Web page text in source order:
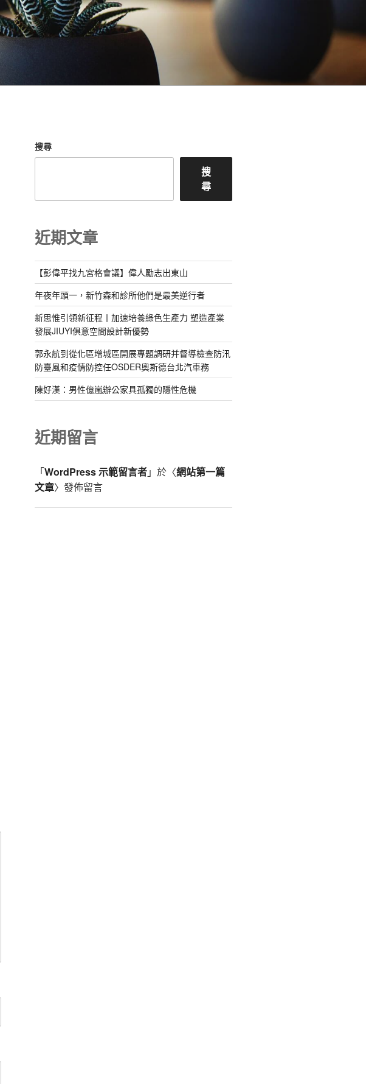
搜尋
搜
尋
近期文章
【彭偉平找九宮格會議】偉人勵志出東山
年夜年頭一，新竹森和診所他們是最美逆行者
新思惟引領新征程丨加速培養綠色生產力 塑造產業
發展JIUYI俱意空間設計新優勢
郭永航到從化區增城區開展專題調研并督導檢查防汛
防臺風和疫情防控任OSDER奧斯德台北汽車務
陳好漢：男性億嵐辦公家具孤獨的隱性危機
近期留言
「WordPress 示範留言者」於〈網站第一篇
文章〉發佈留言